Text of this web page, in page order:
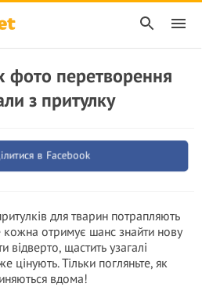
фото перетворення
з притулку
в Facebook
для тварин потрапляють
отримує шанс знайти нову
щастить узагалі
цінують. Тільки погляньте, як
вдома!